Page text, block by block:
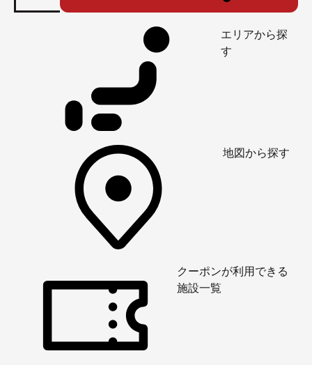
エリアから探
す
地図から探す
クーポンが利用できる
施設一覧